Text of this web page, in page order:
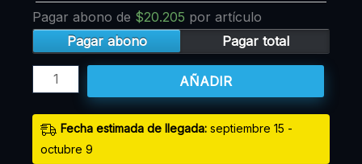
Pagar abono de $20.205 por artículo
Pagar abono
Pagar total
AÑADIR
Fecha estimada de llegada: septiembre 15 -
octubre 9